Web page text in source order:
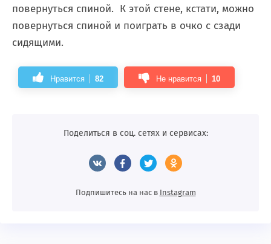
повернуться спиной. К этой стене, кстати, можно
повернуться спиной и поиграть в очко с сзади
сидящими.
Нравится 82 Не нравится 10
Поделиться в соц. сетях и сервисах:
Подпишитесь на нас в Instagram